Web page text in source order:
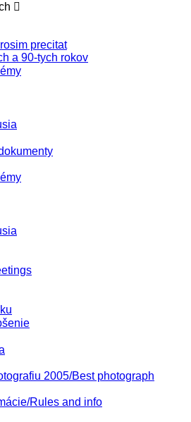
precitat
a 90-tych rokov
2005/Best photograph
Rules and info